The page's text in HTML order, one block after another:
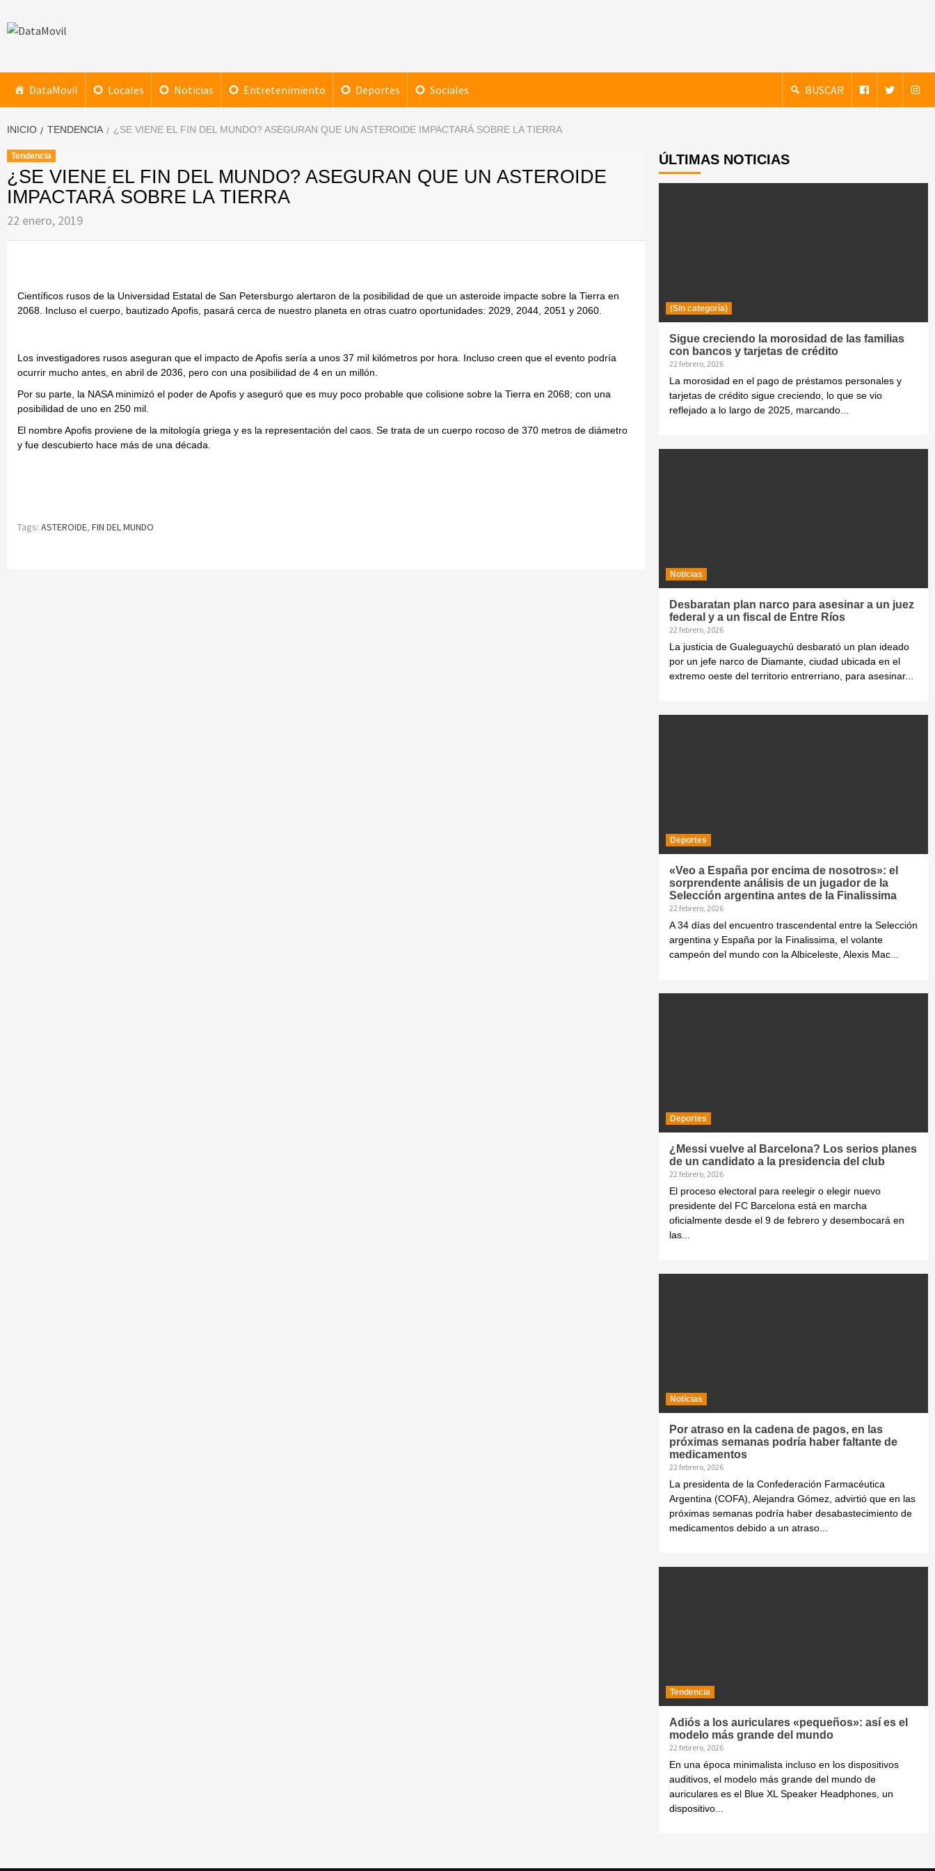
al
DataMovil
DataMovil Locales Noticias Entretenimiento Deportes Sociales BUSCAR
INICIO TENDENCIA ¿SE VIENE EL FIN DEL MUNDO? ASEGURAN QUE UN ASTEROIDE IMPACTARÁ SOBRE LA TIERRA
Tendencia
¿SE VIENE EL FIN DEL MUNDO? ASEGURAN QUE UN ASTEROIDE
IMPACTARÁ SOBRE LA TIERRA
22 enero, 2019
Científicos rusos de la Universidad Estatal de San Petersburgo alertaron de la posibilidad de que un asteroide impacte sobre la Tierra en
2068. Incluso el cuerpo, bautizado Apofis, pasará cerca de nuestro planeta en otras cuatro oportunidades: 2029, 2044, 2051 y 2060.
Los investigadores rusos aseguran que el impacto de Apofis sería a unos 37 mil kilómetros por hora. Incluso creen que el evento podría
ocurrir mucho antes, en abril de 2036, pero con una posibilidad de 4 en un millón.
Por su parte, la NASA minimizó el poder de Apofis y aseguró que es muy poco probable que colisione sobre la Tierra en 2068; con una
posibilidad de uno en 250 mil.
El nombre Apofis proviene de la mitología griega y es la representación del caos. Se trata de un cuerpo rocoso de 370 metros de diámetro
y fue descubierto hace más de una década.
Tags: ASTEROIDE, FIN DEL MUNDO
ÚLTIMAS NOTICIAS
(Sin categoría)
Sigue creciendo la morosidad de las familias
con bancos y tarjetas de crédito
22 febrero, 2026
La morosidad en el pago de préstamos personales y
tarjetas de crédito sigue creciendo, lo que se vio
reflejado a lo largo de 2025, marcando...
Noticias
Desbaratan plan narco para asesinar a un juez
federal y a un fiscal de Entre Ríos
22 febrero, 2026
La justicia de Gualeguaychú desbarató un plan ideado
por un jefe narco de Diamante, ciudad ubicada en el
extremo oeste del territorio entrerriano, para asesinar...
Deportes
«Veo a España por encima de nosotros»: el
sorprendente análisis de un jugador de la
Selección argentina antes de la Finalissima
22 febrero, 2026
A 34 días del encuentro trascendental entre la Selección
argentina y España por la Finalissima, el volante
campeón del mundo con la Albiceleste, Alexis Mac...
Deportes
¿Messi vuelve al Barcelona? Los serios planes
de un candidato a la presidencia del club
22 febrero, 2026
El proceso electoral para reelegir o elegir nuevo
presidente del FC Barcelona está en marcha
oficialmente desde el 9 de febrero y desembocará en
las...
Noticias
Por atraso en la cadena de pagos, en las
próximas semanas podría haber faltante de
medicamentos
22 febrero, 2026
La presidenta de la Confederación Farmacéutica
Argentina (COFA), Alejandra Gómez, advirtió que en las
próximas semanas podría haber desabastecimiento de
medicamentos debido a un atraso...
Tendencia
Adiós a los auriculares «pequeños»: así es el
modelo más grande del mundo
22 febrero, 2026
En una época minimalista incluso en los dispositivos
auditivos, el modelo más grande del mundo de
auriculares es el Blue XL Speaker Headphones, un
dispositivo...